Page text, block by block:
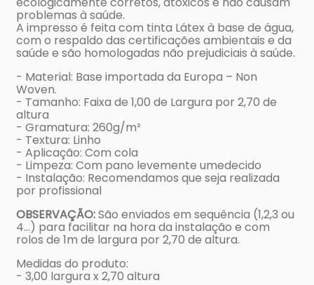
problemas à saúde.
A impresso é feita com tinta Látex à base de água,
com o respaldo das certificações ambientais e da
saúde e são homologadas não prejudiciais à saúde.
- Material: Base importada da Europa – Non
Woven.
- Tamanho: Faixa de 1,00 de Largura por 2,70 de
altura
- Gramatura: 260g/m²
- Textura: Linho
- Aplicação: Com cola
- Limpeza: Com pano levemente umedecido
- Instalação: Recomendamos que seja realizada
por profissional
OBSERVAÇÃO:São enviados em sequência (1,2,3 ou
4…) para facilitar na hora da instalação e com
rolos de 1m de largura por 2,70 de altura.
Medidas do produto:
- 3,00 largura x 2,70 altura